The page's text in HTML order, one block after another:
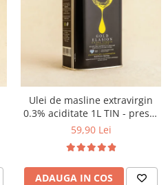
Ulei de masline extravirgin
0.3% aciditate 1L TIN - presat
la rece
59,90 Lei
ADAUGA IN COS